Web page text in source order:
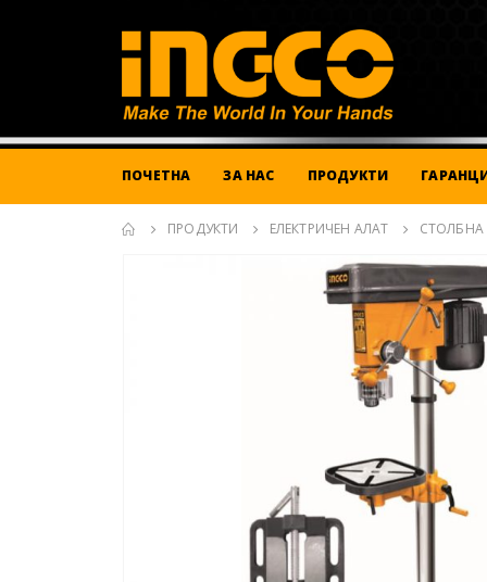
ПОЧЕТНА ЗА НАС ПРОДУКТИ
ПРОДУКТИ ЕЛЕКТРИЧЕН АЛАТ СТОЛБНА